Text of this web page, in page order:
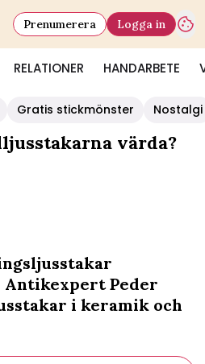
RELATIONER HANDARBETE
Prenumerera Logga in
Gratis stickmönster Nostalgi
värda?
Antikexpert Peder
i keramik och